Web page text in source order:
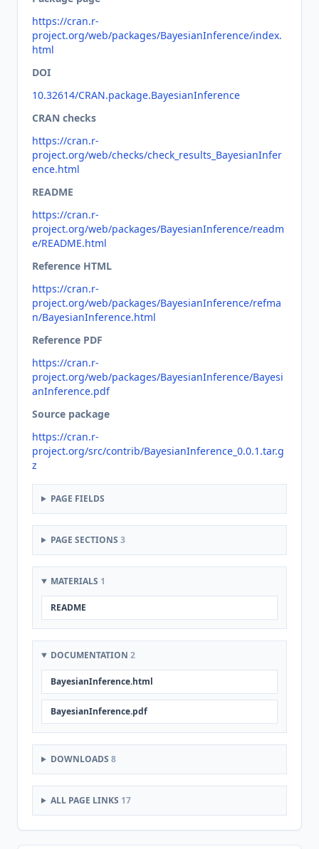
https://cran.r-
project.org/web/packages/BayesianInference/index.
html
DOI
10.32614/CRAN.package.BayesianInference
CRAN checks
https://cran.r-
project.org/web/checks/check_results_BayesianInfer
ence.html
README
https://cran.r-
project.org/web/packages/BayesianInference/readm
e/README.html
Reference HTML
https://cran.r-
project.org/web/packages/BayesianInference/refma
n/BayesianInference.html
Reference PDF
https://cran.r-
project.org/web/packages/BayesianInference/Bayesi
anInference.pdf
Source package
https://cran.r-
project.org/src/contrib/BayesianInference_0.0.1.tar.g
z
PAGE FIELDS
PAGE SECTIONS 3
MATERIALS 1
README
DOCUMENTATION 2
BayesianInference.html
BayesianInference.pdf
DOWNLOADS 8
ALL PAGE LINKS 17